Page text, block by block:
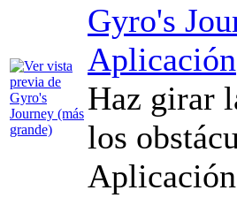
Gyro's
Aplicación
Haz girar
los